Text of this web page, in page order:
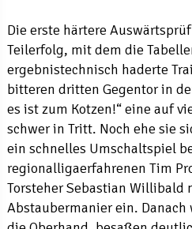
Die erste härtere
Teilerfolg, mit dem die
ergebnistechnisch haderte
bitteren dritten Gegentor in
es ist zum Kotzen!“ eine auf
schwer in Tritt. Noch ehe sie
ein schnelles Umschaltspiel
regionalligaerfahrenen Tim
Torsteher Sebastian Willibald
Abstaubermanier ein. Danach